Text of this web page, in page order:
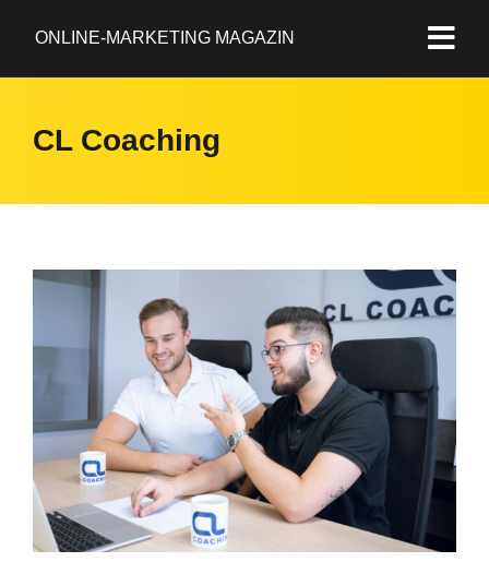
ONLINE-MARKETING MAGAZIN
CL Coaching